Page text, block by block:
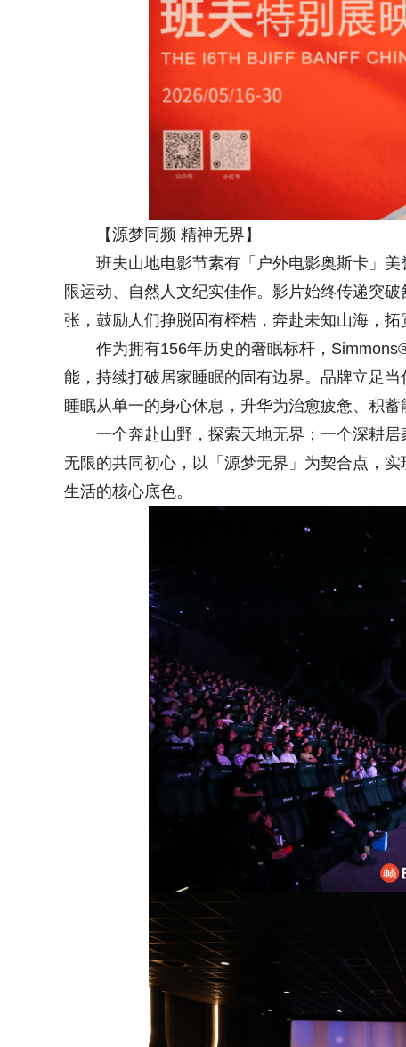
【源梦同频 精神无界】
班夫山地电影节素有「户外电影奥斯卡」
限运动、自然人文纪实佳作。影片始终传递突
张，鼓励人们挣脱固有桎梏，奔赴未知山海，拓
作为拥有156年历史的奢眠标杆，
能，持续打破居家睡眠的固有边界。品牌立足
睡眠从单一的身心休息，升华为治愈疲惫、积蓄
一个奔赴山野，探索天地无界；一个深耕
无限的共同初心，以「源梦无界」为契合点，
生活的核心底色。